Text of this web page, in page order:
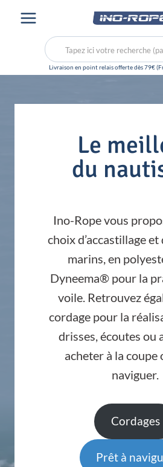
Recherche
pour :
Le
du
Ino-Rope vous
choix d’accastillage et
marins, en
Dyneema® pour la
voile. Retrouvez
cordage pour la
drisses, écoutes ou
acheter à la coupe
naviguer.
Cordages
Prêt à